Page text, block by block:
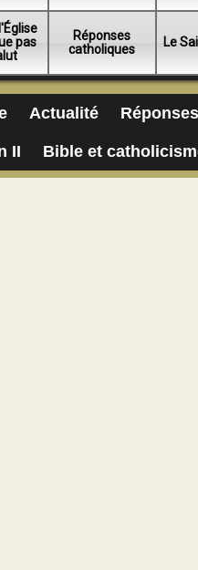
pas
Réponses
catholiques
Le
Actualité
II Bible et